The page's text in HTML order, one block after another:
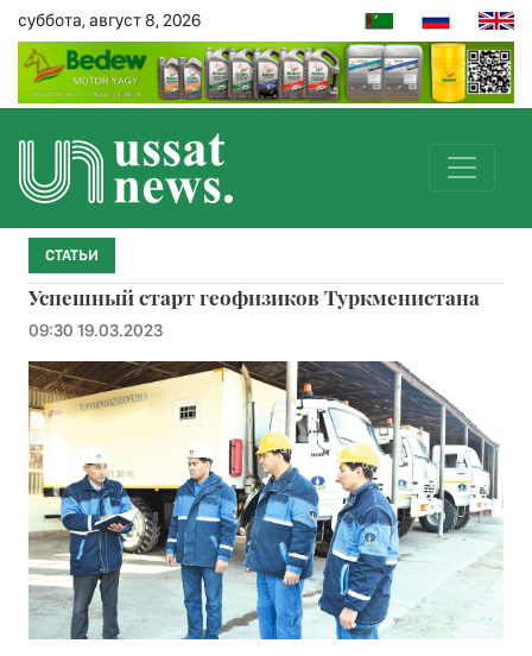
суббота, август 8, 2026
СТАТЬИ
Успешный старт геофизиков Туркменистана
09:30 19.03.2023